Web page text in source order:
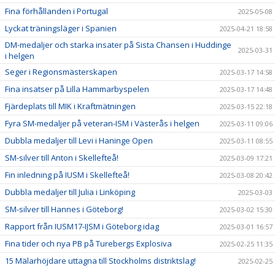
Fina förhållanden i Portugal 2025-05-08
Lyckat träningsläger i Spanien 2025-04-21 18:58
DM-medaljer och starka insater på Sista Chansen i Huddinge
i helgen
2025-03-31
Seger i Regionsmästerskapen 2025-03-17 14:58
Fina insatser på Lilla Hammarbyspelen 2025-03-17 14:48
Fjärdeplats till MIK i Kraftmätningen 2025-03-15 22:18
Fyra SM-medaljer på veteran-ISM i Västerås i helgen 2025-03-11 09:06
Dubbla medaljer till Levi i Haninge Open 2025-03-11 08:55
SM-silver till Anton i Skellefteå! 2025-03-09 17:21
Fin inledning på IUSM i Skellefteå! 2025-03-08 20:42
Dubbla medaljer till Julia i Linköping 2025-03-03
SM-silver till Hannes i Göteborg! 2025-03-02 15:30
Rapport från IUSM17-IJSM i Göteborg idag 2025-03-01 16:57
Fina tider och nya PB på Turebergs Explosiva 2025-02-25 11:35
15 Mälarhöjdare uttagna till Stockholms distriktslag! 2025-02-25